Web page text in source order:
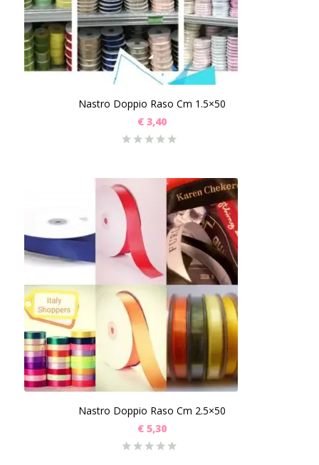
Nastro Doppio Raso Cm 1.5×50
€ 3,40
Nastro Doppio Raso Cm 2.5×50
€ 5,30